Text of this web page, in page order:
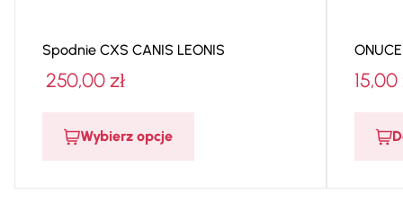
Spodnie CXS CANIS LEONIS
250,00zł
Wybierz opcje
15,00